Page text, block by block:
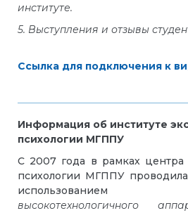
институте.
5. Выступления и отзывы
Ссылка для подключения к
Информация об институте
психологии МГППУ
С 2007 года в рамках центра
психологии МГППУ
использованием
высокотехнологичного